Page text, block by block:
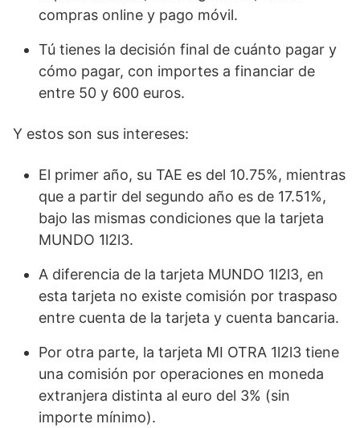
compras online y pago móvil.
Tú tienes la decisión final de cuánto pagar y
cómo pagar, con importes a financiar de
entre 50 y 600 euros.
Y estos son sus intereses:
El primer año, su TAE es del 10.75%, mientras
que a partir del segundo año es de 17.51%,
bajo las mismas condiciones que la tarjeta
MUNDO 1l2l3.
A diferencia de la tarjeta MUNDO 1l2l3, en
esta tarjeta no existe comisión por traspaso
entre cuenta de la tarjeta y cuenta bancaria.
Por otra parte, la tarjeta MI OTRA 1l2l3 tiene
una comisión por operaciones en moneda
extranjera distinta al euro del 3% (sin
importe mínimo).